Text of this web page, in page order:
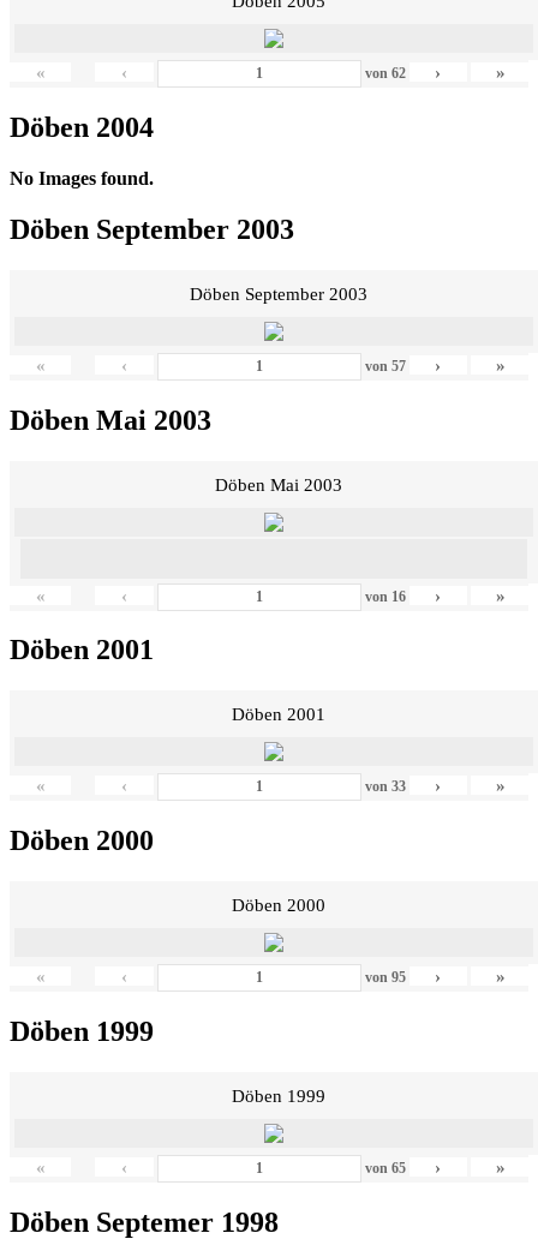
« ‹ von 62 › »
Döben 2004
No Images found.
Döben September 2003
Döben September 2003
« ‹ von 57 › »
Döben Mai 2003
Döben Mai 2003
« ‹ von 16 › »
Döben 2001
Döben 2001
« ‹ von 33 › »
Döben 2000
Döben 2000
« ‹ von 95 › »
Döben 1999
Döben 1999
« ‹ von 65 › »
Döben Septemer 1998